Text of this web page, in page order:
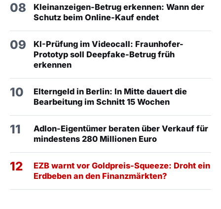
08
Kleinanzeigen-Betrug erkennen: Wann der
Schutz beim Online-Kauf endet
09
KI-Prüfung im Videocall: Fraunhofer-
Prototyp soll Deepfake-Betrug früh
erkennen
10
Elterngeld in Berlin: In Mitte dauert die
Bearbeitung im Schnitt 15 Wochen
11
Adlon-Eigentümer beraten über Verkauf für
mindestens 280 Millionen Euro
12
EZB warnt vor Goldpreis-Squeeze: Droht ein
Erdbeben an den Finanzmärkten?